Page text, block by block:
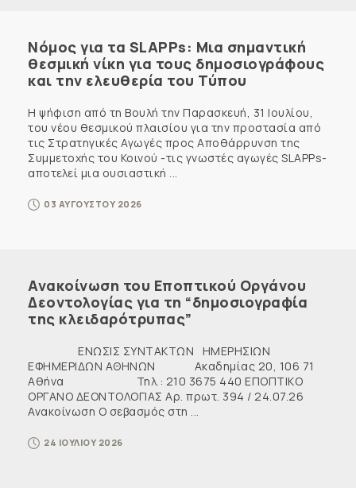
Νόμος για τα SLAPPs: Μια σημαντική
θεσμική νίκη για τους δημοσιογράφους
και την ελευθερία του Τύπου
Η ψήφιση από τη Βουλή την Παρασκευή, 31 Ιουλίου,
του νέου θεσμικού πλαισίου για την προστασία από
τις Στρατηγικές Αγωγές προς Αποθάρρυνση της
Συμμετοχής του Κοινού -τις γνωστές αγωγές SLAPPs-
αποτελεί μια ουσιαστική ...
03 ΑΥΓΟΥΣΤΟΥ 2026
Ανακοίνωση του Εποπτικού Οργάνου
Δεοντολογίας για τη “δημοσιογραφία
της κλειδαρότρυπας”
ΕΝΩΣΙΣ ΣΥΝΤΑΚΤΩΝ ΗΜΕΡΗΣΙΩΝ
ΕΦΗΜΕΡΙΔΩΝ ΑΘΗΝΩΝ Ακαδημίας 20, 106 71
Αθήνα Τηλ.: 210 3675 440 ΕΠΟΠΤΙΚΟ
ΟΡΓΑΝΟ ΔΕΟΝΤΟΛΟΓΙΑΣ Αρ. πρωτ. 394 / 24.07.26
Ανακοίνωση Ο σεβασμός στη ...
24 ΙΟΥΛΙΟΥ 2026